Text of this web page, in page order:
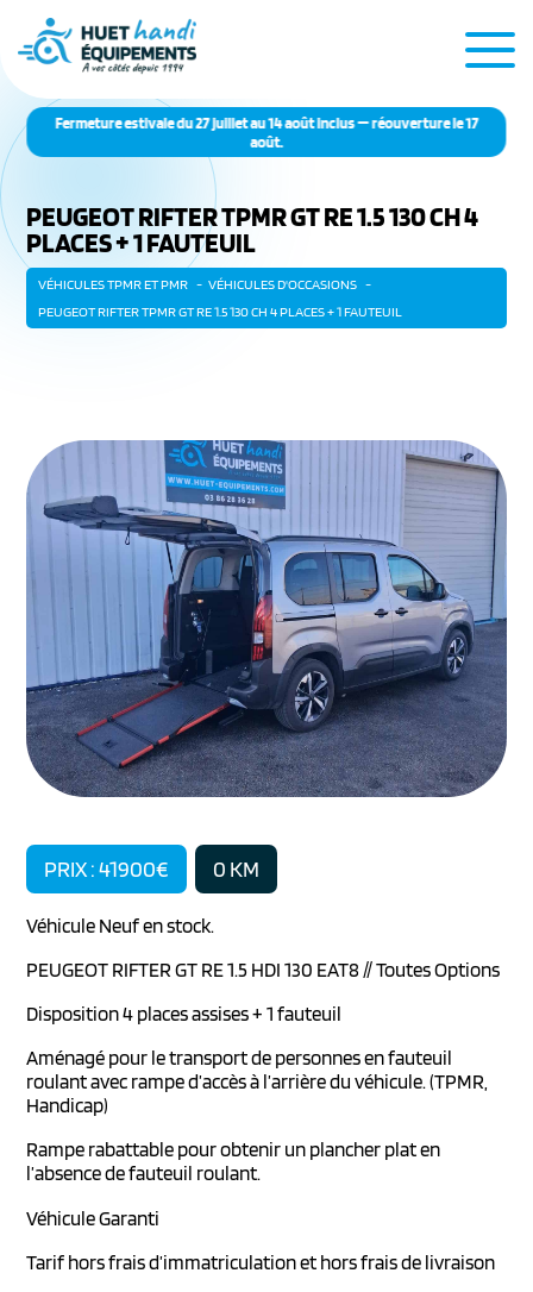
Fermeture estivale du 27 juillet au 14 août inclus — réouverture le 17
août.
PEUGEOT RIFTER TPMR GT RE 1.5 130 CH 4
PLACES + 1 FAUTEUIL
VÉHICULES TPMR ET PMR
VÉHICULES D'OCCASIONS
PEUGEOT RIFTER TPMR GT RE 1.5 130 CH 4 PLACES + 1 FAUTEUIL
PRIX : 41900€ 0 KM
Véhicule Neuf en stock.
PEUGEOT RIFTER GT RE 1.5 HDI 130 EAT8 // Toutes Options
Disposition 4 places assises + 1 fauteuil
Aménagé pour le transport de personnes en fauteuil
roulant avec rampe d’accès à l’arrière du véhicule. (TPMR,
Handicap)
Rampe rabattable pour obtenir un plancher plat en
l’absence de fauteuil roulant.
Véhicule Garanti
Tarif hors frais d’immatriculation et hors frais de livraison